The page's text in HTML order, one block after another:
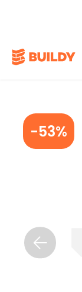
-53%